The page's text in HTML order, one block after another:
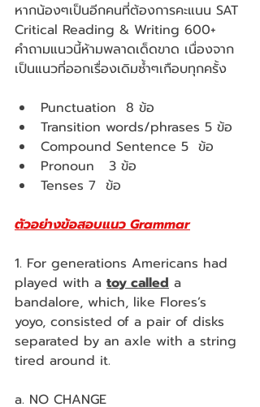
หากน้องๆเป็นอีกคนที่ต้องการคะแนน SAT
Critical Reading & Writing 600+
คำถามแนวนี้ห้ามพลาดเด็ดขาด เนื่องจาก
เป็นแนวที่ออกเรื่องเดิมซ้ำๆเกือบทุกครั้ง
Punctuation  8 ข้อ
Transition words/phrases 5 ข้อ
Compound Sentence 5  ข้อ
Pronoun   3 ข้อ
Tenses 7  ข้อ
ตัวอย่างข้อสอบแนว Grammar
1. For generations Americans had
played with a toy called a
bandalore, which, like Flores’s
yoyo, consisted of a pair of disks
separated by an axle with a string
tired around it.
a. NO CHANGE